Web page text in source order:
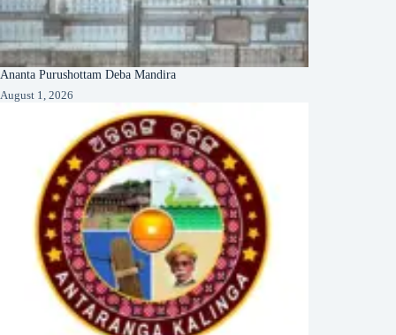
Ananta Purushottam Deba Mandira
August 1, 2026